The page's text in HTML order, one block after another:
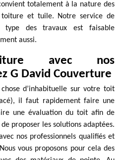
totalement à la nature des
et tuile. Notre service de
des travaux est faisable
aussi.
avec nos
G David Couverture
d’inhabituelle sur votre toit
il faut rapidement faire une
une évaluation du toit afin de
proposer les solutions adaptées.
nos professionnels qualifiés et
vous proposons pour cela des